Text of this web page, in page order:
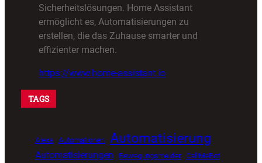
Sicherheitslösungen. Home Assistant
ermöglicht es, Automatisierungen zu
erstellen, die das Zuhause smarter und
effizienter machen.
https://www.home-assistant.io
TAGS
Alexa Automationen Automatisierung
Automatisierungen Bewegungsmelder CallMeBot